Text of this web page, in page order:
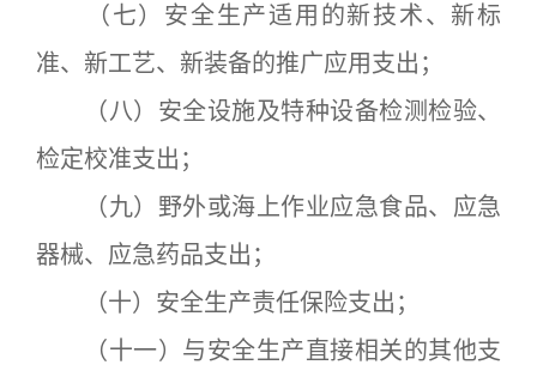
（七）安全生产适用的新技术、新标
准、新工艺、新装备的推广应用支出；
（八）安全设施及特种设备检测检验、
检定校准支出；
（九）野外或海上作业应急食品、应急
器械、应急药品支出；
（十）安全生产责任保险支出；
（十一）与安全生产直接相关的其他支